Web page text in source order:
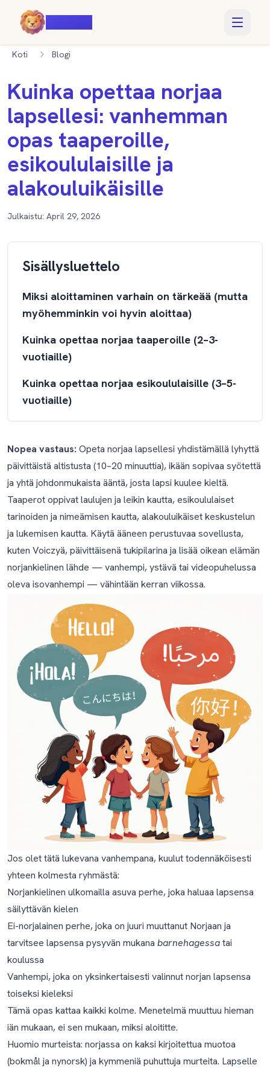
Koti Blogi
Kuinka opettaa norjaa
lapsellesi: vanhemman
opas taaperoille,
esikoululaisille ja
alakouluikäisille
Julkaistu: April 29, 2026
Sisällysluettelo
Miksi aloittaminen varhain on tärkeää (mutta
myöhemminkin voi hyvin aloittaa)
Kuinka opettaa norjaa taaperoille (2–3-
vuotiaille)
Kuinka opettaa norjaa esikoululaisille (3–5-
vuotiaille)
10-vuotiaille)
Kuinka opettaa norjaa koko perheelle
Bokmål, nynorsk ja miksi norjalaiset murteet
ovat vahvuus, eivät ongelma
Entä jos perheesi on juuri muuttanut
Norjaan?
Suositellut työkalut
Usein kysytyt kysymykset
Miten opetan norjaa lapselleni, jos en itse puhu norjaa?
Mikä on paras ikä aloittaa norjan opettaminen
lapselle?
Kuinka kauan kestää, ennen kuin lapseni osaa puhua
norjaa?
Pitäisikö minun opettaa bokmålia vai nynorskia?
Odotetaanko lapseni osaavan lukea sekä bokmålia
että nynorskia koulussa?
Pitäisikö minun korjata lapseni norjankieliset virheet?
Lapseni sekoittaa norjaa ja äidinkieltäni samaan
lauseeseen. Pitäisikö minun huolestua?
Nopea vastaus: Opeta norjaa lapsellesi yhdistämällä lyhyttä
päivittäistä altistusta (10–20 minuuttia), ikään sopivaa syötettä
ja yhtä johdonmukaista ääntä, josta lapsi kuulee kieltä.
Taaperot oppivat laulujen ja leikin kautta, esikoululaiset
tarinoiden ja nimeämisen kautta, alakouluikäiset keskustelun
ja lukemisen kautta. Käytä ääneen perustuvaa sovellusta,
kuten Voiczyä, päivittäisenä tukipilarina ja lisää oikean elämän
norjankielinen lähde — vanhempi, ystävä tai videopuhelussa
oleva isovanhempi — vähintään kerran viikossa.
Jos olet tätä lukevana vanhempana, kuulut todennäköisesti
yhteen kolmesta ryhmästä:
Norjankielinen ulkomailla asuva perhe, joka haluaa lapsensa
säilyttävän kielen
Ei-norjalainen perhe, joka on juuri muuttanut Norjaan ja
tarvitsee lapsensa pysyvän mukana barnehagessatai
koulussa
Vanhempi, joka on yksinkertaisesti valinnut norjan lapsensa
toiseksi kieleksi
Tämä opas kattaa kaikki kolme. Menetelmä muuttuu hieman
iän mukaan, ei sen mukaan, miksi aloititte.
Huomio murteista: norjassa on kaksi kirjoitettua muotoa
(bokmål ja nynorsk) ja kymmeniä puhuttuja murteita. Lapselle